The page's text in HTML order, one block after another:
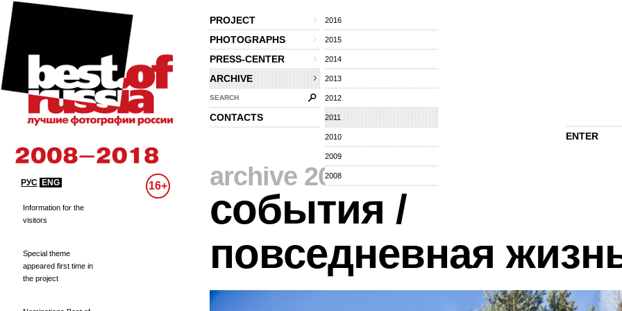
PROJECT
PHOTOGRAPHS
PRESS-CENTER
ARCHIVE
2016
2015
2014
2013
2012
2011
2010
2009
2008
SEARCH
CONTACTS
ENTER
РУС ENG 16+
Information for the
visitors
Special theme
appeared first time in
the project
archive 2011⁄
события /
повседневная